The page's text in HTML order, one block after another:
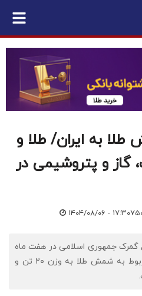
شمش طلا به ایران/ طلا و
گاز و پتروشیمی در
۱۴۰۴/۰۸/۰۶ - ۱۷:۳۰
گمرک جمهوری اسلامی در هفت ماه
سال جاری مقام اول واردات مربوط به شمش طلا به وزن ۲۰ تن و